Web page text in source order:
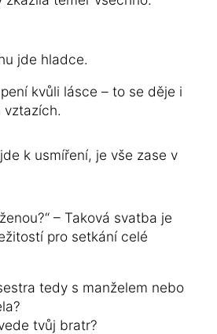
jde hladce.
kvůli lásce – to se děje i
vztazích.
k usmíření, je vše zase v
– Taková svatba je
pro setkání celé
tedy s manželem nebo
tvůj bratr?